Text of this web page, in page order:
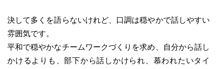
決して多くを語らないけれど、口調は穏やかで話しやすい
雰囲気です。
平和で穏やかなチームワークづくりを求め、自分から話し
かけるよりも、部下から話しかけられ、慕われたいタイ